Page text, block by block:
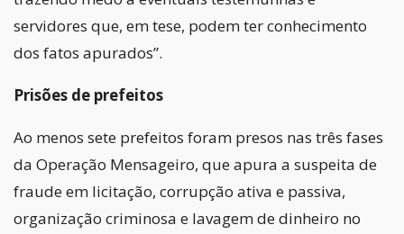
servidores que, em tese, podem ter conhecimento
dos fatos apurados”.
Prisões de prefeitos
Ao menos sete prefeitos foram presos nas três fases
da Operação Mensageiro, que apura a suspeita de
fraude em licitação, corrupção ativa e passiva,
organização criminosa e lavagem de dinheiro no